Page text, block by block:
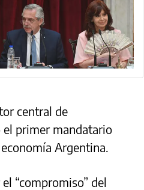
central de
el primer mandatario
Argentina.
“compromiso” del